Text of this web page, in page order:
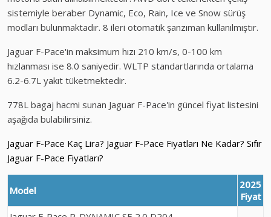
sistemiyle beraber Dynamic, Eco, Rain, Ice ve Snow sürüş
modları bulunmaktadır. 8 ileri otomatik şanzıman kullanılmıştır.
Jaguar F-Pace'in maksimum hızı 210 km/s, 0-100 km
hızlanması ise 8.0 saniyedir. WLTP standartlarında ortalama
6.2-6.7L yakıt tüketmektedir.
778L bagaj hacmi sunan Jaguar F-Pace'in güncel fiyat listesini
aşağıda bulabilirsiniz.
Jaguar F-Pace Kaç Lira? Jaguar F-Pace Fiyatları Ne Kadar? Sıfır
Jaguar F-Pace Fiyatları?
Model
2025
Fiyat